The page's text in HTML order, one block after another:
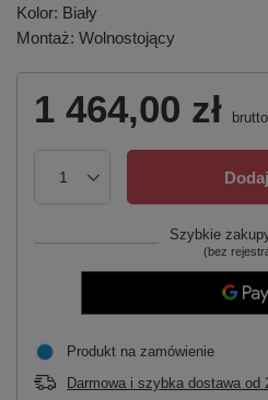
Kolor: Biały
Montaż: Wolnostojący
1 464,00 zł brutto
Szybkie
(bez
Produkt na zamówienie
Darmowa i szybka dostawa od